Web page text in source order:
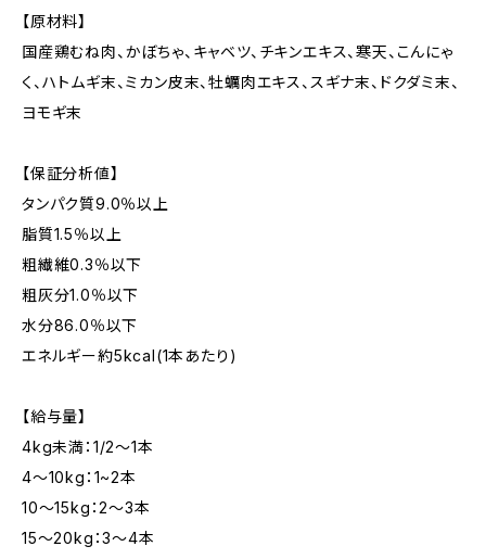
【原材料】
国産鶏むね肉、かぼちゃ、キャベツ、チキンエキス、寒天、こんにゃ
く、ハトムギ末、ミカン皮末、牡蠣肉エキス、スギナ末、ドクダミ末、
ヨモギ末
【保証分析値】
タンパク質9.0％以上
脂質1.5％以上
粗繊維0.3％以下
粗灰分1.0％以下
水分86.0％以下
エネルギー約5kcal(1本あたり)
【給与量】
4kg未満：1/2〜1本
4〜10kg：1~2本
10〜15kg：2〜3本
15〜20kg：3〜4本